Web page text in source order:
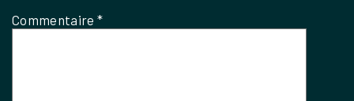
Commentaire*